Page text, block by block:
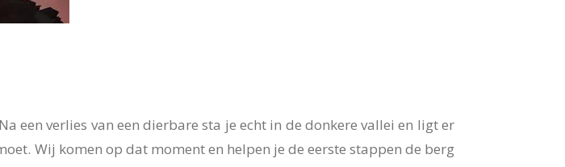
een verlies van een dierbare sta je echt in de donkere vallei en ligt er
Wij komen op dat moment en helpen je de eerste stappen de berg